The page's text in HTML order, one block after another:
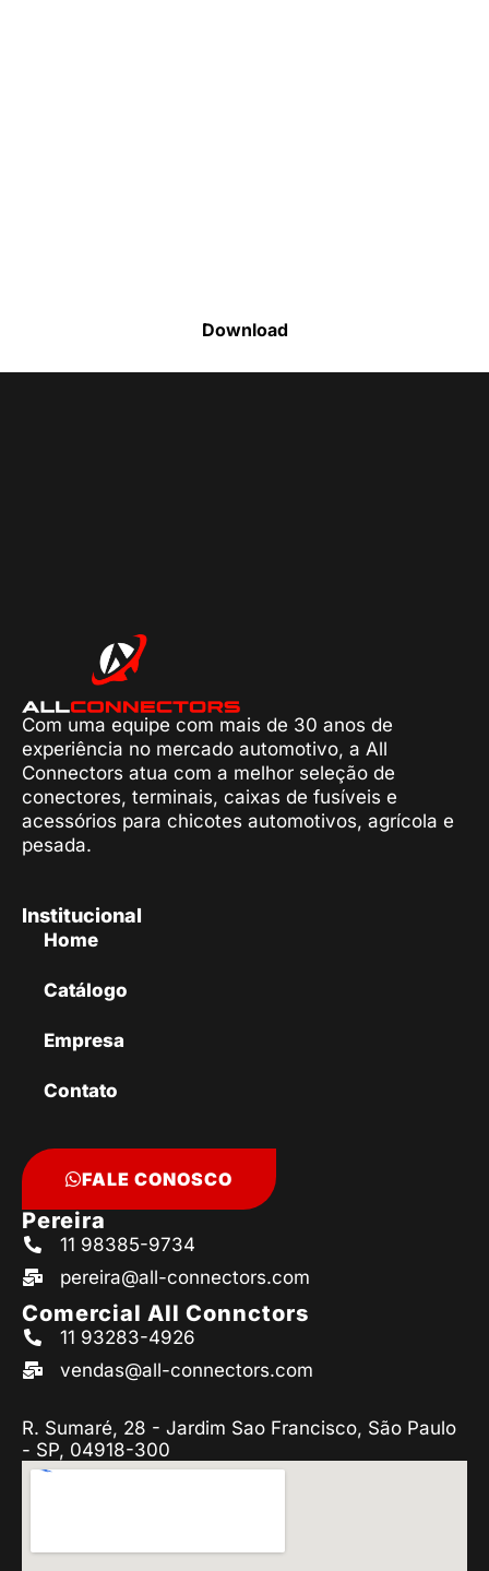
Download
Com uma equipe com mais de 30 anos de
experiência no mercado automotivo, a All
Connectors atua com a melhor seleção de
conectores, terminais, caixas de fusíveis e
acessórios para chicotes automotivos, agrícola e
pesada.
Institucional
Home
Catálogo
Empresa
Contato
FALE CONOSCO
Pereira
11 98385-9734
pereira@all-connectors.com
Comercial All Connctors
11 93283-4926
vendas@all-connectors.com
R. Sumaré, 28 - Jardim Sao Francisco, São Paulo
- SP, 04918-300